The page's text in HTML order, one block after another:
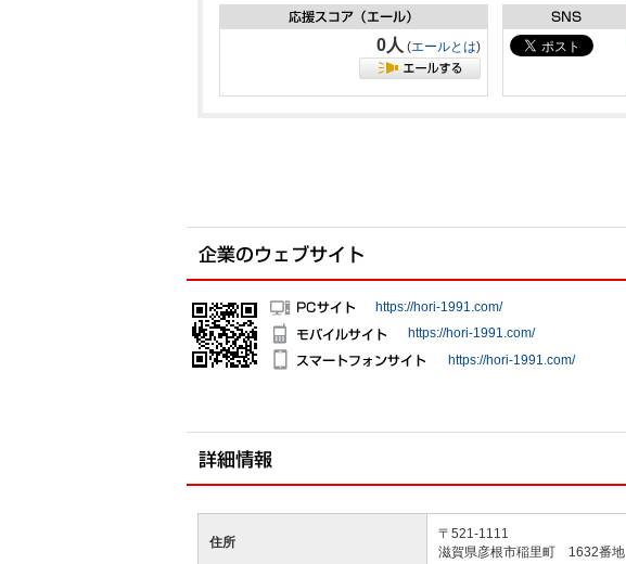
0人 (エールとは)
https://hori-1991.com/
https://hori-1991.com/
https://hori-1991.com/
住所
〒521-1111
滋賀県彦根市稲里町 1632番地